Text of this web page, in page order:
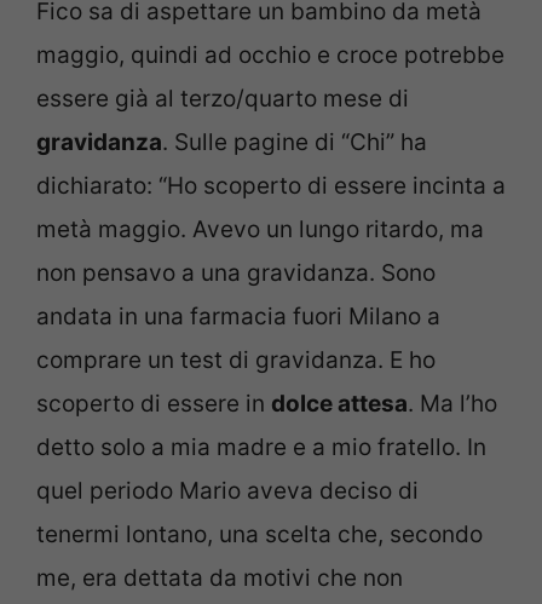
Fico sa di aspettare un bambino da metà
maggio, quindi ad occhio e croce potrebbe
essere già al terzo/quarto mese di
gravidanza. Sulle pagine di “Chi” ha
dichiarato: “Ho scoperto di essere incinta a
metà maggio. Avevo un lungo ritardo, ma
non pensavo a una gravidanza. Sono
andata in una farmacia fuori Milano a
comprare un test di gravidanza. E ho
scoperto di essere in dolce attesa. Ma l’ho
detto solo a mia madre e a mio fratello. In
quel periodo Mario aveva deciso di
tenermi lontano, una scelta che, secondo
me, era dettata da motivi che non